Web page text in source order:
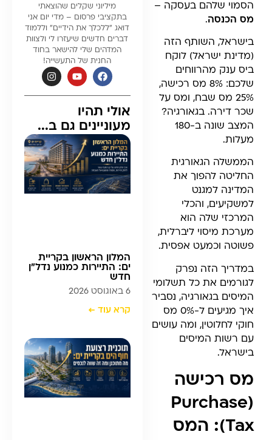
מיליוני שקלים שהוצאתי
בתקציבי פרסום – מדי יום אני
דואג ״ללכלך את הידיים״ וללמוד
דברים חדשים שיעזרו לי ולצוות
המדהים שלי להישאר בחוד
החנית של התעשייה!
אולי תהיו
מעוניינים גם ב...
המלון הראשון בקריית
ים: התיירות כמנוע נדל”ן
חדש
6 באוגוסט 2026
קרא עוד ←
הסמוי שלהם בעסקה –
מס הכנסה.
בישראל, השותף הזה
(מדינת ישראל) לוקח
ביס ענק מהרווחים
שלכם: 8% מס רכישה,
25% מס שבח, ומס על
שכר דירה. בגאורגיה?
המצב שונה ב-180
מעלות.
הממשלה הגאורגית
החליטה להפוך את
המדינה למגנט
למשקיעים, והכלי
המרכזי שלה הוא
מערכת מיסוי ליברלית,
פשוטה וכמעט אפסית.
במדריך הזה נפרק
לגורמים את כל תשלומי
המיסים בגאורגיה, נסביר
איך מגיעים ל-0% מס
חוקי לחלוטין, ומה עושים
עם רשות המיסים
בישראל.
מס רכישה
(Purchase
Tax): המס